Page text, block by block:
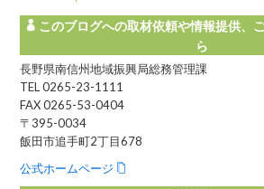
このブログへの取材依頼や情報提供、
ら
長野県南信州地域振興局総務管理課
TEL 0265-23-1111
FAX 0265-53-0404
〒395-0034
飯田市追手町2丁目678
公式ホームページ